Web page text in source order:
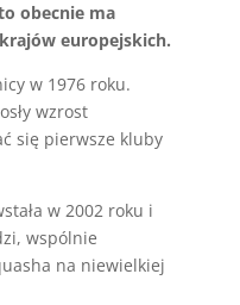
obecnie ma
europejskich.
w 1976 roku.
wzrost
się pierwsze kluby
w 2002 roku i
wspólnie
na niewielkiej